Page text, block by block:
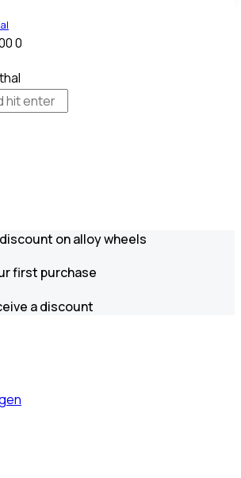
0
on alloy wheels
first purchase
a discount